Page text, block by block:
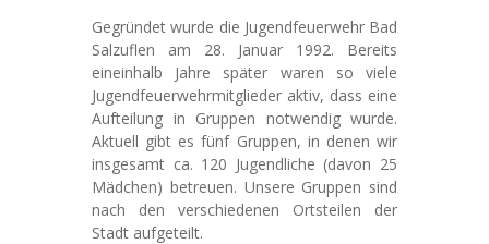
Gegründet wurde die Jugendfeuerwehr Bad
Salzuflen am 28. Januar 1992. Bereits
eineinhalb Jahre später waren so viele
Jugendfeuerwehrmitglieder aktiv, dass eine
Aufteilung in Gruppen notwendig wurde.
Aktuell gibt es fünf Gruppen, in denen wir
insgesamt ca. 120 Jugendliche (davon 25
Mädchen) betreuen. Unsere Gruppen sind
nach den verschiedenen Ortsteilen der
Stadt aufgeteilt.